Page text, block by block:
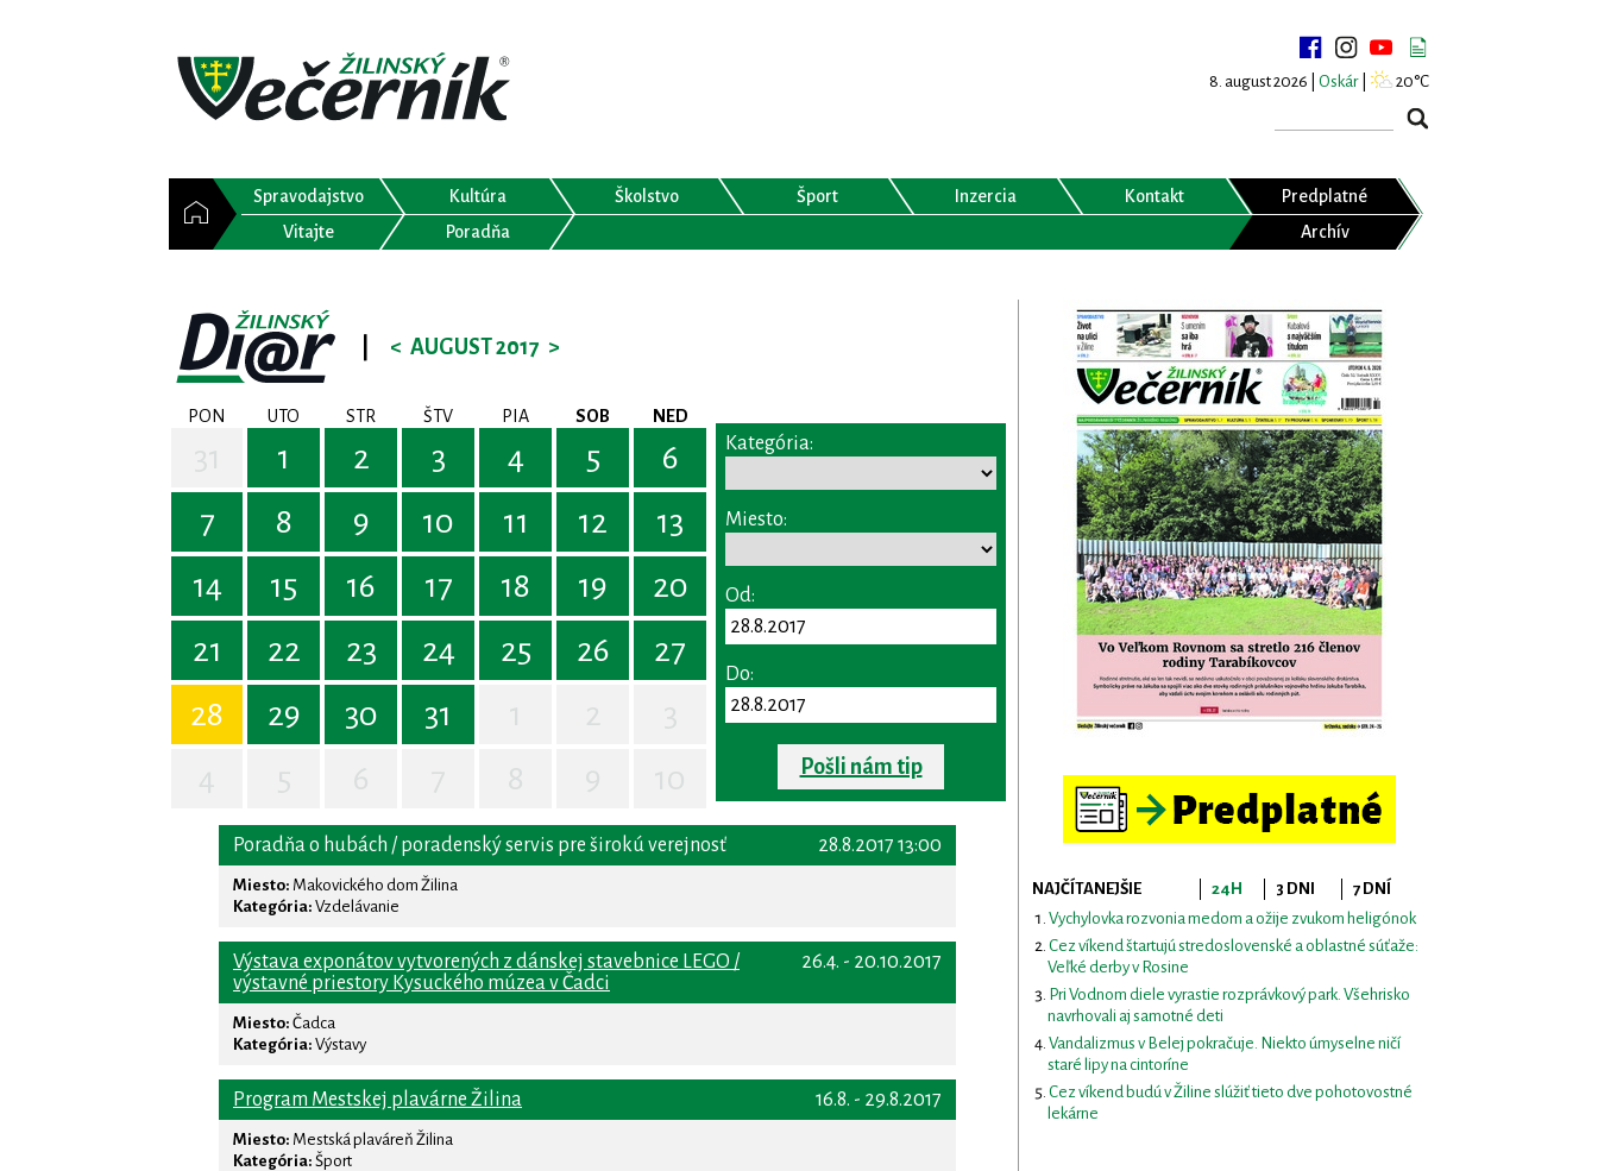
8. august 2026 | Oskár 20°C
Spravodajstvo Kultúra Školstvo Šport Inzercia Kontakt
Predplatné
Vitajte
Poradňa Archív
< AUGUST 2017 >
PON UTO STR ŠTV PIA SOB NED
1 2 3 4 5
6
7
8 9 10 11 12
13
14
15 16 17 18 19
20
21
22 23 24 25 26
27
28
29 30 31
Kategória:
Miesto:
Od:
Do:
Pošli nám tip
28.8.2017 13:00
Poradňa o hubách / poradenský servis pre širokú verejnosť
Miesto: Makovického dom Žilina
Kategória: Vzdelávanie
26.4. - 20.10.2017
Výstava exponátov vytvorených z dánskej stavebnice LEGO /
výstavné priestory Kysuckého múzea v Čadci
Miesto: Čadca
Kategória: Výstavy
16.8. - 29.8.2017
Program Mestskej plavárne Žilina
Miesto: Mestská plaváreň Žilina
Kategória: Šport
NAJČÍTANEJŠIE 24H 3 DNI
7 DNÍ
Vychylovka rozvonia medom a ožije zvukom heligónok
Cez víkend štartujú stredoslovenské a oblastné súťaže:
Veľké derby v Rosine
Pri Vodnom diele vyrastie rozprávkový park. Všehrisko
navrhovali aj samotné deti
Vandalizmus v Belej pokračuje. Niekto úmyselne ničí
staré lipy na cintoríne
Cez víkend budú v Žiline slúžiť tieto dve pohotovostné
lekárne